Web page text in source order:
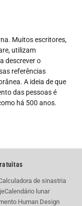
Muitos escritores,
utilizam
descrever o
referências
A ideia de que
das pessoas é
há 500 anos.
de sinastria
Calendário lunar
Human Design